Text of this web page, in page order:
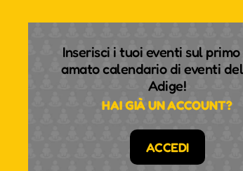
Inserisci i tuoi eventi sul primo
amato calendario di eventi
Adige!
HAI GIÀ UN ACCOUNT?
ACCEDI